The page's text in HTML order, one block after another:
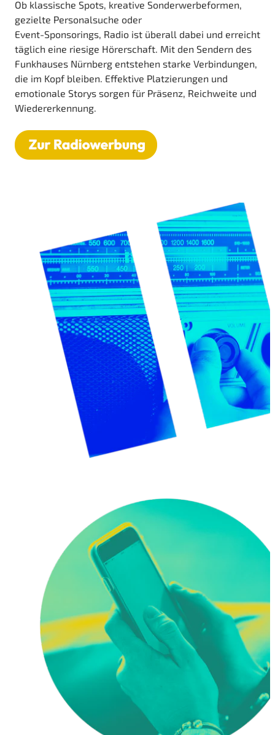
Ob klassische Spots, kreative Sonderwerbeformen,
gezielte Personalsuche oder
Event-Sponsorings, Radio ist überall dabei und erreicht
täglich eine riesige Hörerschaft. Mit den Sendern des
Funkhauses Nürnberg entstehen starke Verbindungen,
die im Kopf bleiben. Effektive Platzierungen und
emotionale Storys sorgen für Präsenz, Reichweite und
Wiedererkennung.